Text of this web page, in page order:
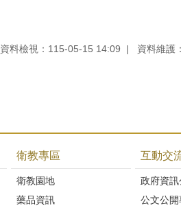
資料檢視：115-05-15 14:09 資料維護
衛教專區
衛教園地
藥品資訊
互動交
政府資訊
公文公開